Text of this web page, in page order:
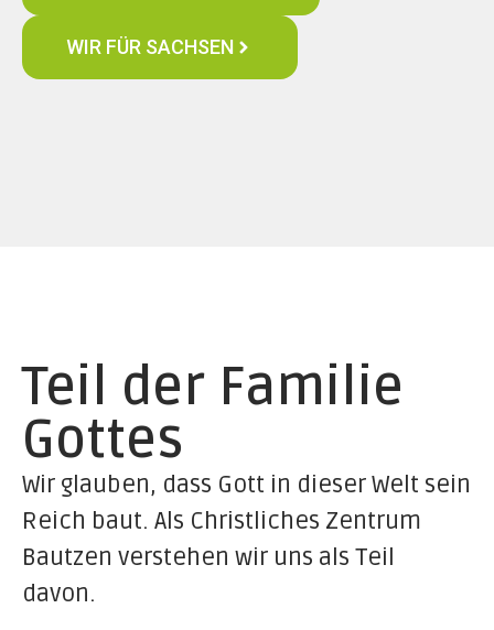
WIR FÜR SACHSEN
Teil der Familie
Gottes
Wir glauben, dass Gott in dieser Welt sein
Reich baut. Als Christliches Zentrum
Bautzen verstehen wir uns als Teil
davon.